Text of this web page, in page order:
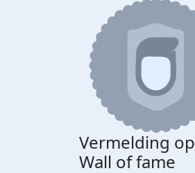
Vermelding op
Wall of fame